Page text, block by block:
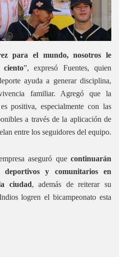
para el mundo, nosotros le
”, expresó Fuentes, quien
ayuda a generar disciplina,
familiar. Agregó que la
positiva, especialmente con las
a través de la aplicación de
entre los seguidores del equipo.
aseguró que continuarán
deportivos y comunitarios en
ciudad, además de reiterar su
logren el bicampeonato esta